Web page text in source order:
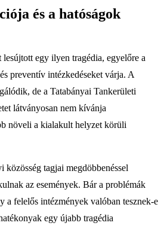
és a hatóságok
lesújtott egy ilyen tragédia, egyelőre a
preventív intézkedéseket várja. A
de a Tatabányai Tankerületi
látványosan nem kívánja
növeli a kialakult helyzet körüli
közösség tagjai megdöbbenéssel
az események. Bár a problémák
a felelős intézmények valóban tesznek-e
egy újabb tragédia